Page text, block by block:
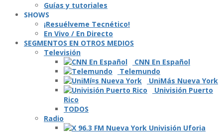
Guí­as y tutoriales
SHOWS
¡Resuélveme Tecnético!
En Vivo / En Directo
SEGMENTOS EN OTROS MEDIOS
Televisión
CNN En Español
Telemundo
UniMás Nueva York
Univisión Puerto
Rico
TODOS
Radio